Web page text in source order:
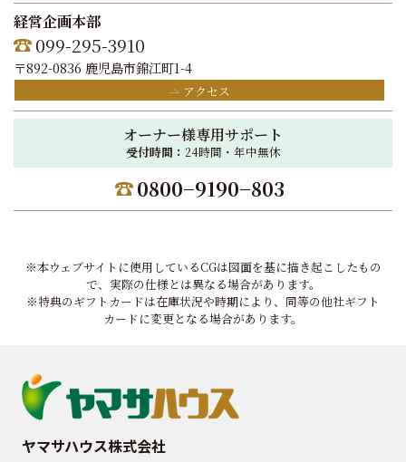
経営企画本部
099-295-3910
〒892-0836 鹿児島市錦江町1-4
アクセス
オーナー様専用サポート
受付時間： 24時間・年中無休
0800−9190−803
※本ウェブサイトに使用しているCGは図面を基に描き起こしたもの
で、実際の仕様とは異なる場合があります。
※特典のギフトカードは在庫状況や時期により、同等の他社ギフト
カードに変更となる場合があります。
ヤマサハウス株式会社